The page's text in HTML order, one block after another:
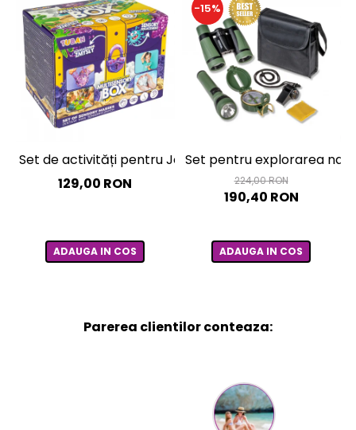
Set de activități pentru Joacă Senzorială – cutie
129,00 RON
ADAUGA IN COS
-15%
Set pentru explorarea
224,00 RON
190,40 RON
ADAUGA IN COS
Parerea clientilor conteaza: